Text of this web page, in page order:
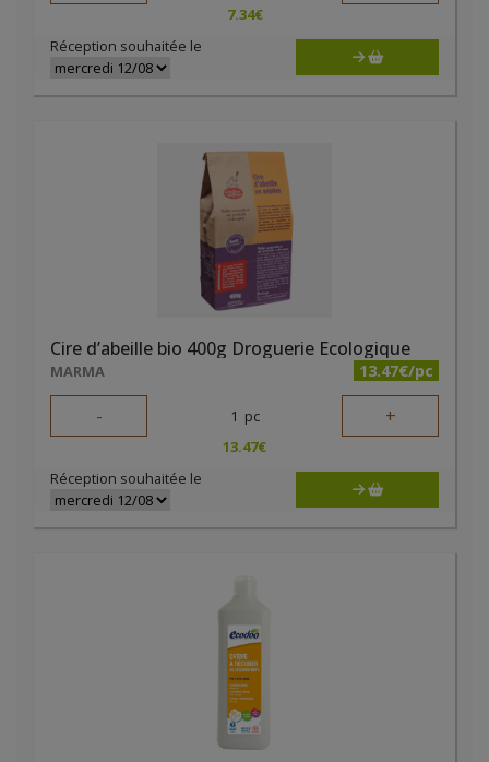
7.34€
Réception souhaitée le
Cire d’abeille bio 400g Droguerie Ecologique
MARMA 13.47€/pc
- 1 pc +
13.47€
Réception souhaitée le